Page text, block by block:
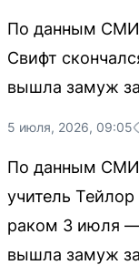
По данным
Свифт
вышла замуж
5 июля, 2026, 09:05
По данным
учитель
раком 3 июля —
вышла замуж